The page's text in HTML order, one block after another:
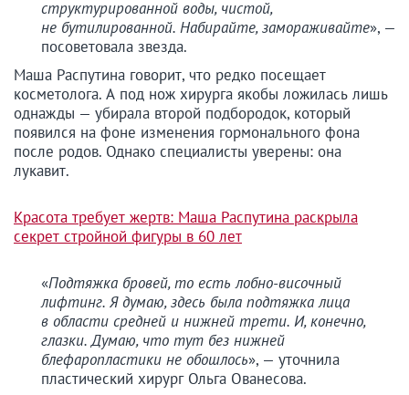
структурированной воды, чистой,
не бутилированной. Набирайте, замораживайте», —
посоветовала звезда.
Маша Распутина говорит, что редко посещает
косметолога. А под нож хирурга якобы ложилась лишь
однажды — убирала второй подбородок, который
появился на фоне изменения гормонального фона
после родов. Однако специалисты уверены: она
лукавит.
Красота требует жертв: Маша Распутина раскрыла
секрет стройной фигуры в 60 лет
«Подтяжка бровей, то есть лобно-височный
лифтинг. Я думаю, здесь была подтяжка лица
в области средней и нижней трети. И, конечно,
глазки. Думаю, что тут без нижней
блефаропластики не обошлось», — уточнила
пластический хирург Ольга Ованесова.